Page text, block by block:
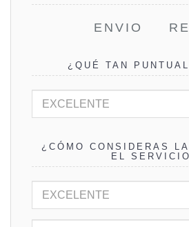
ENVIO
¿QUÉ TAN
¿CÓMO CONSIDERAS
EL